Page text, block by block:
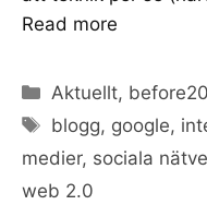
Read more
Categories
Aktuellt,
Tags
blogg, google,
medier, sociala
web 2.0